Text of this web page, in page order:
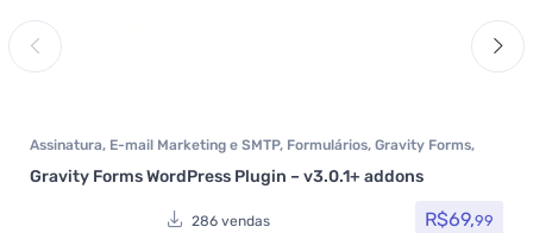
Assinatura, E-mail Marketing e SMTP, Formulários, Gravity Forms,
Plugins
Gravity Forms WordPress Plugin – v3.0.1+ addons
286 vendas R$69,99